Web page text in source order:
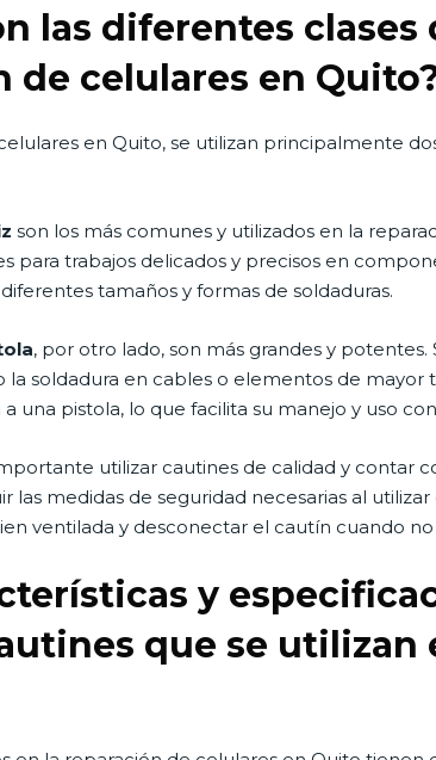
las diferentes
de celulares en
en Quito, se utilizan principalmente
son los más comunes y utilizados en la
para trabajos delicados y precisos en
tamaños y formas de soldaduras.
, por otro lado, son más grandes y
soldadura en cables o elementos de mayor
a una pistola, lo que facilita su manejo y uso
utilizar cautines de calidad y contar
las medidas de seguridad necesarias al
ventilada y desconectar el cautín cuando no
y
que se utilizan